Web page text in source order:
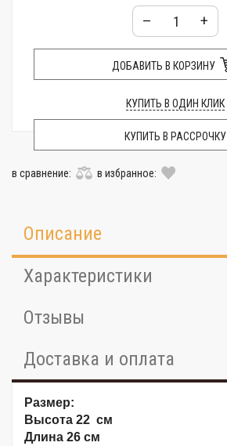
– +
ДОБАВИТЬ В КОРЗИНУ
КУПИТЬ В ОДИН КЛИК
КУПИТЬ В РАССРОЧКУ
в сравнение: в избранное:
Описание
Характеристики
Отзывы
Доставка и оплата
Размер:
Высота 22 см
Длина 26 см